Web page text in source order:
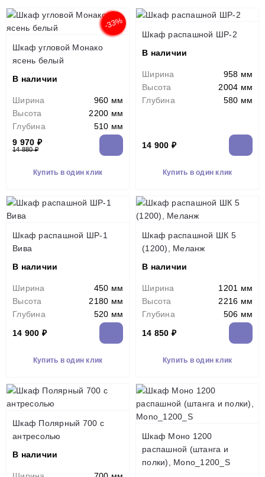
-33%
Шкаф угловой Монако
ясень белый
В наличии
Ширина
960 мм
Высота
2200 мм
Глубина
510 мм
9 970 ₽
14 880 ₽
Купить в один клик
Шкаф распашной ШР-2
В наличии
Ширина
958 мм
Высота
2004 мм
Глубина
580 мм
14 900 ₽
Купить в один клик
Шкаф распашной ШР-1
Вива
В наличии
Ширина
450 мм
Высота
2180 мм
Глубина
520 мм
14 900 ₽
Купить в один клик
Шкаф распашной ШК 5
(1200), Меланж
В наличии
Ширина
1201 мм
Высота
2216 мм
Глубина
506 мм
14 850 ₽
Купить в один клик
Шкаф Полярный 700 с
антресолью
В наличии
Шкаф Моно 1200
распашной (штанга и
полки), Mono_1200_S